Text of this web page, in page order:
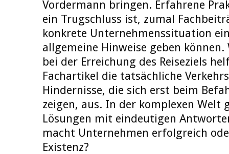
Vordermann bringen. Erfahrene
ein Trugschluss ist, zumal
konkrete Unternehmenssituation
allgemeine Hinweise geben
bei der Erreichung des Reiseziels
Fachartikel die tatsächliche
Hindernisse, die sich erst beim
zeigen, aus. In der komplexen Welt
Lösungen mit eindeutigen
macht Unternehmen erfolgreich
Existenz?